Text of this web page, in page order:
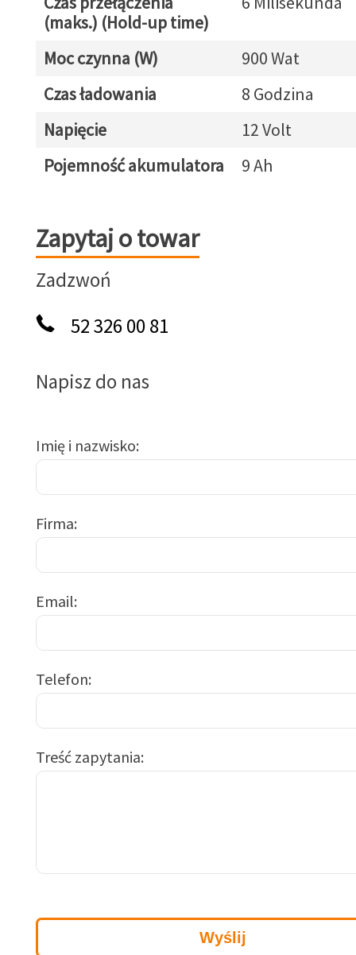
(maks.) (Hold-up time)
Moc czynna (W)
900 Wat
Czas ładowania
8 Godzina
Napięcie
12 Volt
Pojemność akumulatora
9 Ah
Zapytaj o towar
Zapytaj o towar
Zadzwoń
52 326 00 81
Napisz do nas
Imię i nazwisko
Firma
Email
Telefon
Treść zapytania